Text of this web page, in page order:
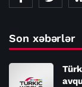
Son xəbərlər